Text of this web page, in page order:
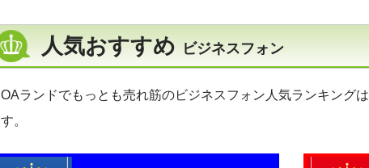
人気おすすめ ビジネスフォン
OAランドでもっとも売れ筋のビジネスフォン人気ランキング
す。